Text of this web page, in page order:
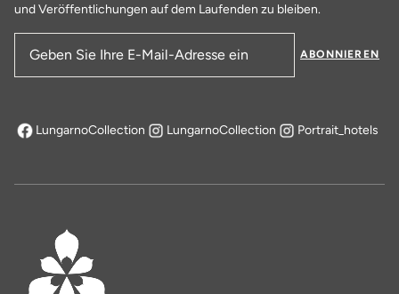
und Veröffentlichungen auf dem Laufenden zu bleiben.
E-Mail-Adresse
ABONNIEREN
LungarnoCollection
öffnet sich in einem neuen Tab
LungarnoCollection Portrait_hotels